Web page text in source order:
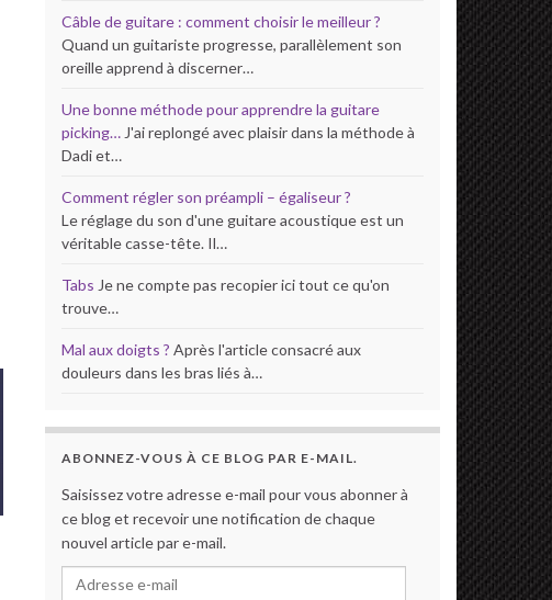
Câble de guitare : comment choisir le meilleur ?
Quand un guitariste progresse, parallèlement son
oreille apprend à discerner…
Une bonne méthode pour apprendre la guitare
picking… J'ai replongé avec plaisir dans la méthode à
Dadi et…
Comment régler son préampli – égaliseur ?
Le réglage du son d'une guitare acoustique est un
véritable casse-tête. Il…
Tabs Je ne compte pas recopier ici tout ce qu'on
trouve…
Mal aux doigts ? Après l'article consacré aux
douleurs dans les bras liés à…
ABONNEZ-VOUS À CE BLOG PAR E-MAIL.
Saisissez votre adresse e-mail pour vous abonner à
ce blog et recevoir une notification de chaque
nouvel article par e-mail.
Adresse e-mail